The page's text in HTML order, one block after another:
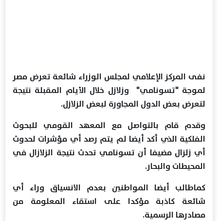
نفى المركز الإعلامي لمجلس الوزراء شائعة تعرض مصر
لموجة "تسونامي" وزلازل خلال الأيام المقبلة نتيجة
لتعرض بعض الدول المجاورة لبعض الزلازل.
وقدم قام بالتواصل مع المعهد القومي للبحوث
الفلكية الذي أكد أيضا لم يتم رصد أي مؤشرات لحدوث
أي زلزال مضيفا أن تسونامي تحدث نتيجة الزلازال في
المحيطات والبحار.
كماطالب أيضا المواطنين بعدم الانسياق وراء أي
شائعة كاذبة مؤكدا على استقاء المعلومة من
مصادرها الرسمية.